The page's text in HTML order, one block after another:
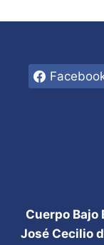
Cuerpo Bajo
José Cecilio